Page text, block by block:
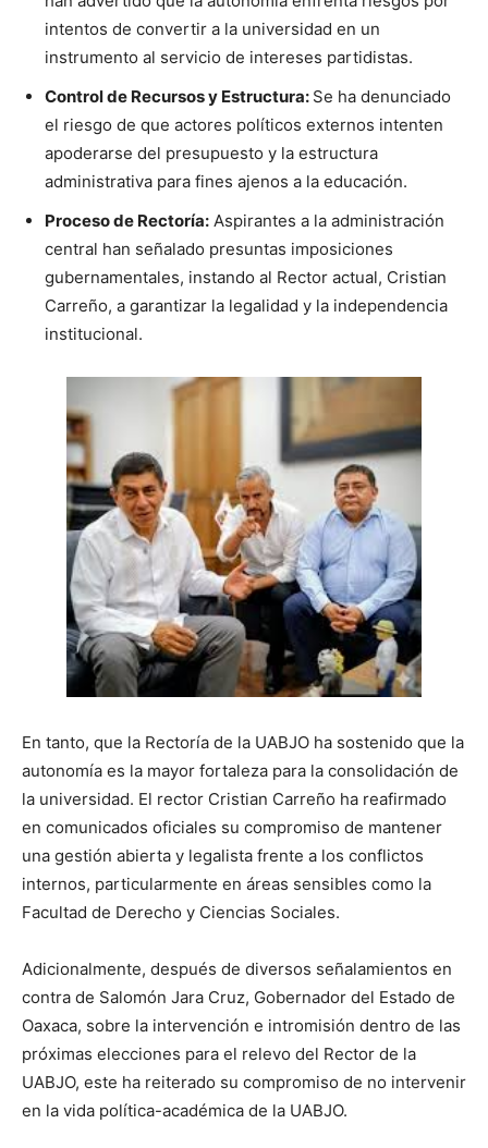
intentos de convertir a la universidad en un
instrumento al servicio de intereses partidistas.
Control de Recursos y Estructura: Se ha denunciado
el riesgo de que actores políticos externos intenten
apoderarse del presupuesto y la estructura
administrativa para fines ajenos a la educación.
Proceso de Rectoría: Aspirantes a la administración
central han señalado presuntas imposiciones
gubernamentales, instando al Rector actual, Cristian
Carreño, a garantizar la legalidad y la independencia
institucional.
En tanto, que la Rectoría de la UABJO ha sostenido que la
autonomía es la mayor fortaleza para la consolidación de
la universidad. El rector Cristian Carreño ha reafirmado
en comunicados oficiales su compromiso de mantener
una gestión abierta y legalista frente a los conflictos
internos, particularmente en áreas sensibles como la
Facultad de Derecho y Ciencias Sociales.
Adicionalmente, después de diversos señalamientos en
contra de Salomón Jara Cruz, Gobernador del Estado de
Oaxaca, sobre la intervención e intromisión dentro de las
próximas elecciones para el relevo del Rector de la
UABJO, este ha reiterado su compromiso de no intervenir
en la vida política-académica de la UABJO.